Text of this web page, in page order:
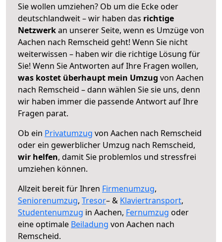
Sie wollen umziehen? Ob um die Ecke oder
deutschlandweit – wir haben das richtige
Netzwerkan unserer Seite, wenn es Umzüge von
Aachen nach Remscheid geht! Wenn Sie nicht
weiterwissen – haben wir die richtige Lösung für
Sie! Wenn Sie Antworten auf Ihre Fragen wollen,
was kostet überhaupt mein Umzug von Aachen
nach Remscheid – dann wählen Sie sie uns, denn
wir haben immer die passende Antwort auf Ihre
Fragen parat.
Ob ein Privatumzug von Aachen nach Remscheid
oder ein gewerblicher Umzug nach Remscheid,
wir helfen, damit Sie problemlos und stressfrei
umziehen können.
Allzeit bereit für Ihren Firmenumzug,
Seniorenumzug, Tresor– & Klaviertransport,
Studentenumzug in Aachen, Fernumzug oder
eine optimale Beiladung von Aachen nach
Remscheid.